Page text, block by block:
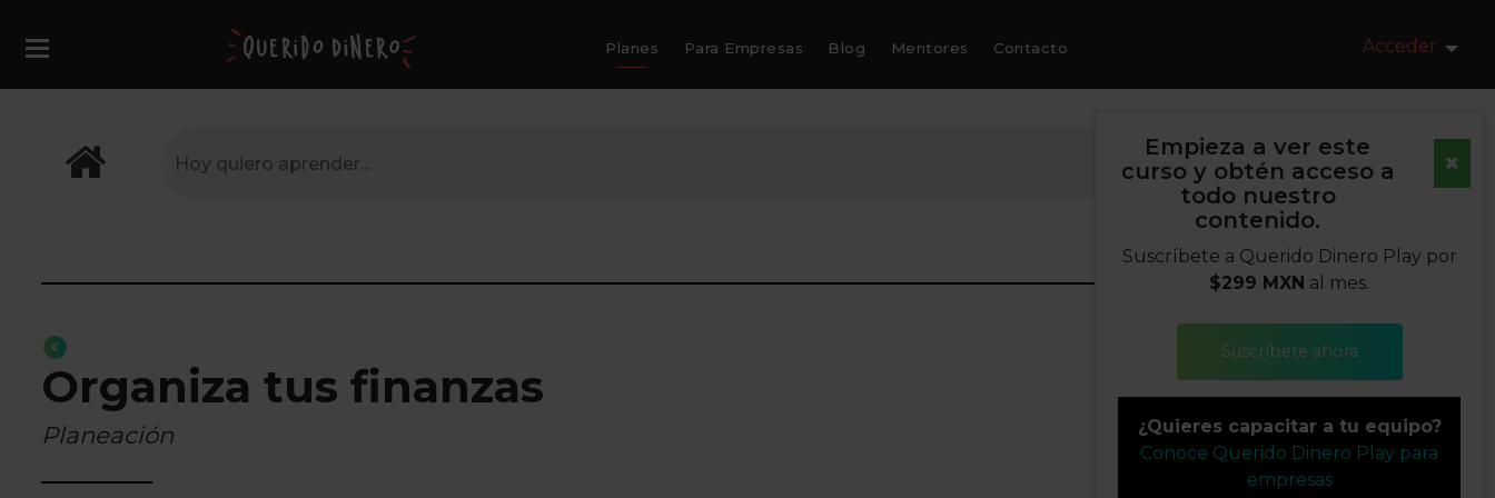
Planes Para Empresas Blog Mentores Contacto Acceder
Organiza tus finanzas
Planeación
Empieza a ver este
curso y obtén acceso a
todo nuestro
contenido.
Suscríbete a Querido Dinero Play por
$299 MXN al mes.
Suscríbete ahora
¿Quieres capacitar a tu equipo?
Conoce Querido Dinero Play para
empresas